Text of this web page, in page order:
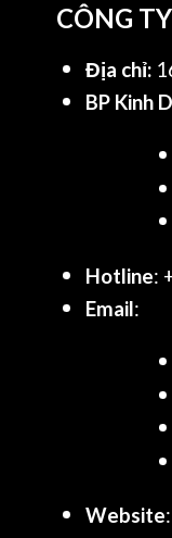
CÔNG
Địa chỉ:
BP Kinh
Hotline:
Email:
Website: